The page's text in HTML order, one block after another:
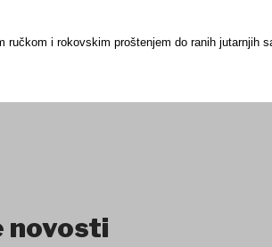
i rokovskim proštenjem do ranih jutarnjih
novosti